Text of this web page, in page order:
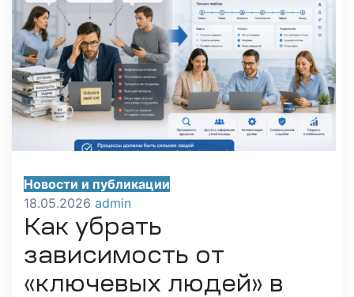
Новости и публикации
Как убрать
зависимость от
«ключевых людей» в
18.05.2026 admin